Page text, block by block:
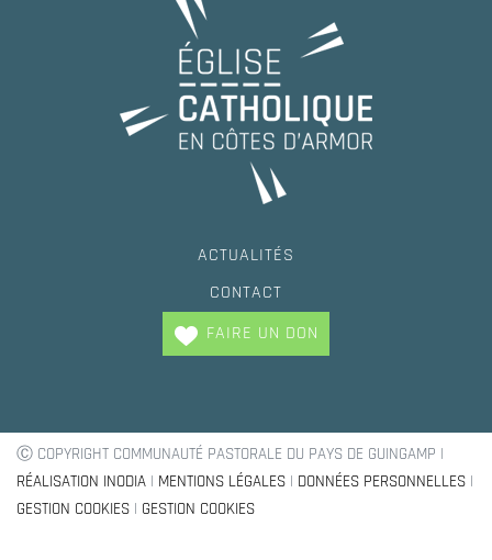
ACTUALITÉS
CONTACT
FAIRE UN DON
Ⓒ COPYRIGHT COMMUNAUTÉ PASTORALE DU PAYS DE GUINGAMP |
RÉALISATION INODIA | MENTIONS LÉGALES | DONNÉES PERSONNELLES |
GESTION COOKIES | GESTION COOKIES